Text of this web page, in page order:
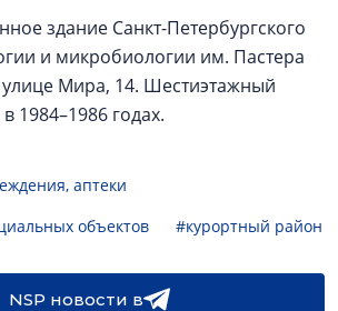
здание Санкт-Петербургского
и микробиологии им. Пастера
Мира, 14. Шестиэтажный
1984–1986 годах.
аптеки
объектов
#курортный район
NSP новости в